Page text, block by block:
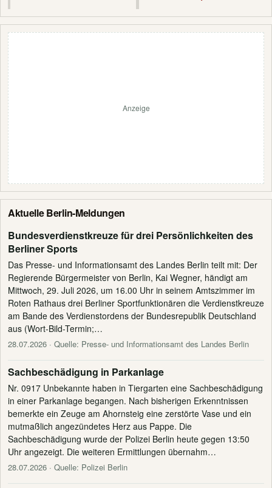
Anzeige
Aktuelle Berlin-Meldungen
Bundesverdienstkreuze für drei Persönlichkeiten des
Berliner Sports
Das Presse- und Informationsamt des Landes Berlin teilt mit: Der
Regierende Bürgermeister von Berlin, Kai Wegner, händigt am
Mittwoch, 29. Juli 2026, um 16.00 Uhr in seinem Amtszimmer im
Roten Rathaus drei Berliner Sportfunktionären die Verdienstkreuze
am Bande des Verdienstordens der Bundesrepublik Deutschland
aus (Wort-Bild-Termin;…
28.07.2026 · Quelle: Presse- und Informationsamt des Landes Berlin
Sachbeschädigung in Parkanlage
Nr. 0917 Unbekannte haben in Tiergarten eine Sachbeschädigung
in einer Parkanlage begangen. Nach bisherigen Erkenntnissen
bemerkte ein Zeuge am Ahornsteig eine zerstörte Vase und ein
mutmaßlich angezündetes Herz aus Pappe. Die
Sachbeschädigung wurde der Polizei Berlin heute gegen 13:50
Uhr angezeigt. Die weiteren Ermittlungen übernahm…
28.07.2026 · Quelle: Polizei Berlin